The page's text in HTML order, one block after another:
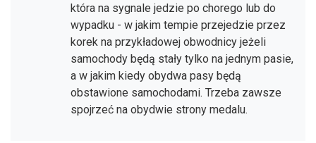
która na sygnale jedzie po chorego lub do
wypadku - w jakim tempie przejedzie przez
korek na przykładowej obwodnicy jeżeli
samochody będą stały tylko na jednym pasie,
a w jakim kiedy obydwa pasy będą
obstawione samochodami. Trzeba zawsze
spojrzeć na obydwie strony medalu.